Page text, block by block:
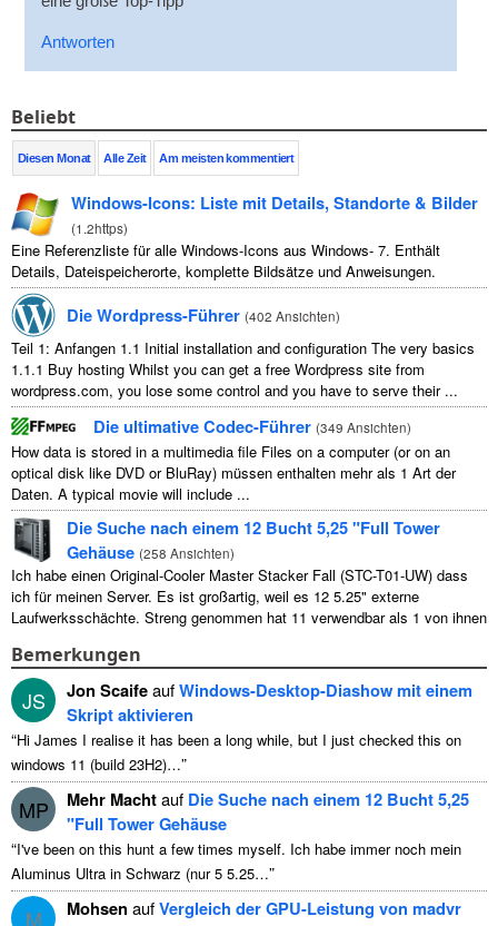
Antworten
Beliebt
Diesen Monat Alle Zeit Am meisten kommentiert
Windows-Icons: Liste mit Details, Standorte & Bilder
(1.2https)
Eine Referenzliste für alle Windows-Icons aus Windows- 7. Enthält
Details, Dateispeicherorte, komplette Bildsätze und Anweisungen.
Die Wordpress-Führer (402 Ansichten)
Teil 1: Anfangen 1.1 Initial installation and configuration The very basics
1.1.1 Buy hosting Whilst you can get a free Wordpress site from
wordpress.com, you lose some control and you have to serve their...
Die ultimative Codec-Führer (349 Ansichten)
How data is stored in a multimedia file Files on a computer(or on an
optical disk like DVD or BluRay) müssen enthalten mehr als 1 Art der
Daten. A typical movie will include ...
Die Suche nach einem 12 Bucht 5,25 "Full Tower
Gehäuse (258 Ansichten)
Ich habe einen Original-Cooler Master Stacker Fall (STC-T01-UW) dass
ich für meinen Server. Es ist großartig, weil es 12 5.25" externe
Laufwerksschächte. Streng genommen hat 11 verwendbar als 1 von ihnen
Bemerkungen
JS Jon ScaifeaufWindows-Desktop-Diashow mit einem
Skript aktivieren
“Hi James I realise it has been a long while, but I just checked this on
windows 11 (build 23H2)…”
MP Mehr Machtauf Die Suche nach einem 12 Bucht 5,25
"Full Tower Gehäuse
“I've been on this hunt a few times myself. Ich habe immer noch mein
Aluminus Ultra in Schwarz (nur 5 5.25…”
M Mohsen aufVergleich der GPU-Leistung von madvr